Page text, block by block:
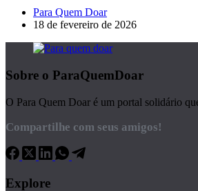
Para Quem Doar
18 de fevereiro de 2026
Sobre o ParaQuemDoar
O Para Quem Doar é um portal solidário
Compartilhe com seus amigos!
Explore